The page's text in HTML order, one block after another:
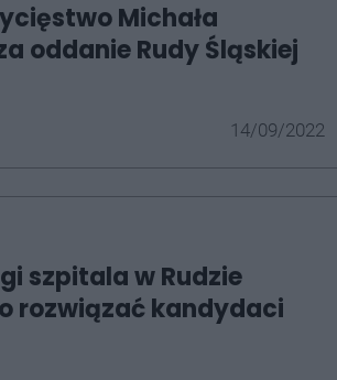
Michała
oddanie Rudy Śląskiej
14/09/2022
szpitala w Rudzie
rozwiązać kandydaci